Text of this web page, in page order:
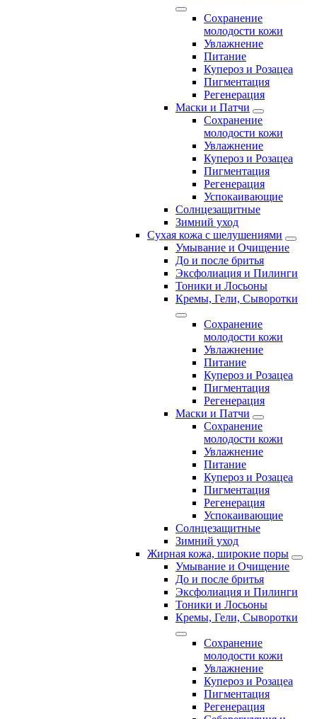
Сохранение
молодости кожи
Увлажнение
Питание
Купероз и Розацеа
Пигментация
Регенерация
Маски и Патчи
Сохранение
молодости кожи
Увлажнение
Купероз и Розацеа
Пигментация
Регенерация
Успокаивающие
Солнцезащитные
Зимний уход
Сухая кожа с шелушениями
Умывание и Очищение
До и после бритья
Эксфолиация и Пилинги
Тоники и Лосьоны
Кремы, Гели, Сыворотки
Сохранение
молодости кожи
Увлажнение
Питание
Купероз и Розацеа
Пигментация
Регенерация
Маски и Патчи
Сохранение
молодости кожи
Увлажнение
Питание
Купероз и Розацеа
Пигментация
Регенерация
Успокаивающие
Солнцезащитные
Зимний уход
Жирная кожа, широкие поры
Умывание и Очищение
До и после бритья
Эксфолиация и Пилинги
Тоники и Лосьоны
Кремы, Гели, Сыворотки
Сохранение
молодости кожи
Увлажнение
Купероз и Розацеа
Пигментация
Регенерация